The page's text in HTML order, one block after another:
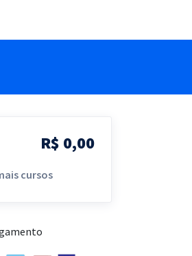
R$ 0,00
cursos